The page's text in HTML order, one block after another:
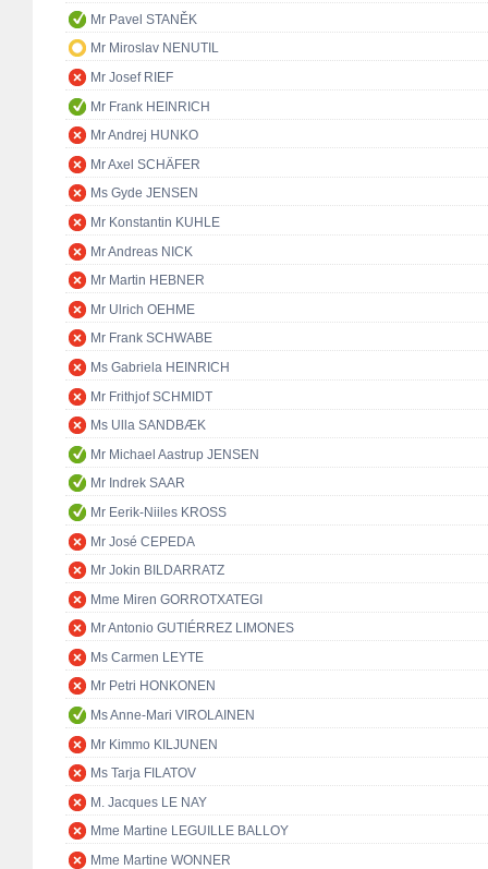
Mr Pavel STANĚK
Mr Miroslav NENUTIL
Mr Josef RIEF
Mr Frank HEINRICH
Mr Andrej HUNKO
Mr Axel SCHÄFER
Ms Gyde JENSEN
Mr Konstantin KUHLE
Mr Andreas NICK
Mr Martin HEBNER
Mr Ulrich OEHME
Mr Frank SCHWABE
Ms Gabriela HEINRICH
Mr Frithjof SCHMIDT
Ms Ulla SANDBÆK
Mr Michael Aastrup JENSEN
Mr Indrek SAAR
Mr Eerik-Niiles KROSS
Mr José CEPEDA
Mr Jokin BILDARRATZ
Mme Miren GORROTXATEGI
Mr Antonio GUTIÉRREZ LIMONES
Ms Carmen LEYTE
Mr Petri HONKONEN
Ms Anne-Mari VIROLAINEN
Mr Kimmo KILJUNEN
Ms Tarja FILATOV
M. Jacques LE NAY
Mme Martine LEGUILLE BALLOY
Mme Martine WONNER